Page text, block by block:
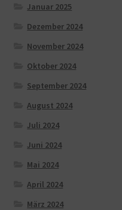
Januar 2025
Dezember 2024
November 2024
Oktober 2024
September 2024
August 2024
Juli 2024
Juni 2024
Mai 2024
April 2024
März 2024